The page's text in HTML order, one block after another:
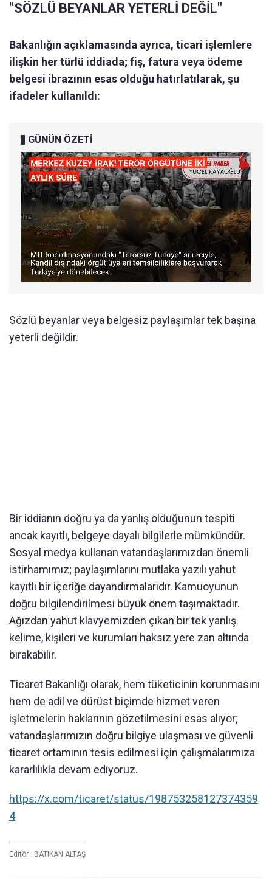
"SÖZLÜ BEYANLAR YETERLİ DEĞİL"
Bakanlığın açıklamasında ayrıca, ticari işlemlere
ilişkin her türlü iddiada; fiş, fatura veya ödeme
belgesi ibrazının esas olduğu hatırlatılarak, şu
ifadeler kullanıldı:
GÜNÜN ÖZETİ
Sözlü beyanlar veya belgesiz paylaşımlar tek başına
yeterli değildir.
Bir iddianın doğru ya da yanlış olduğunun tespiti
ancak kayıtlı, belgeye dayalı bilgilerle mümkündür.
Sosyal medya kullanan vatandaşlarımızdan önemli
istirhamımız; paylaşımlarını mutlaka yazılı yahut
kayıtlı bir içeriğe dayandırmalarıdır. Kamuoyunun
doğru bilgilendirilmesi büyük önem taşımaktadır.
Ağızdan yahut klavyemizden çıkan bir tek yanlış
kelime, kişileri ve kurumları haksız yere zan altında
bırakabilir.
Ticaret Bakanlığı olarak, hem tüketicinin korunmasını
hem de adil ve dürüst biçimde hizmet veren
işletmelerin haklarının gözetilmesini esas alıyor;
vatandaşlarımızın doğru bilgiye ulaşması ve güvenli
ticaret ortamının tesis edilmesi için çalışmalarımıza
kararlılıkla devam ediyoruz.
https://x.com/ticaret/status/198753258127374359
4
Editör : BATIKAN ALTAŞ